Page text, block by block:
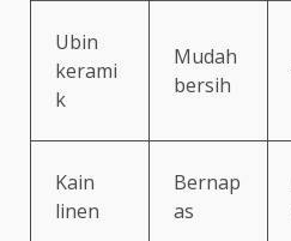
Ubin
kerami
k
Mudah
bersih
Kain
linen
Bernap
as